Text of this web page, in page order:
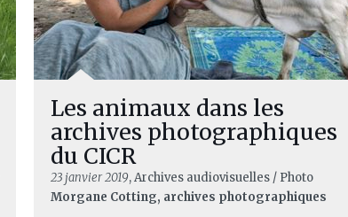
Les animaux dans les
archives photographiques
du CICR
23 janvier 2019, Archives audiovisuelles / Photo
Morgane Cotting, archives photographiques